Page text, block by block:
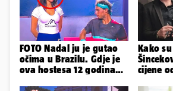
FOTO Nadal ju je gutao
očima u Brazilu. Gdje je
ova hostesa 12 godina
Kako
cijene